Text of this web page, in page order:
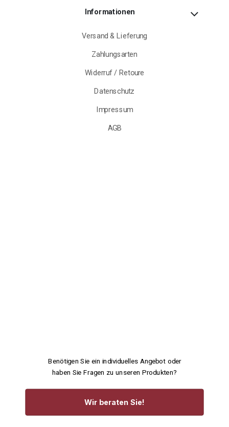
Informationen
Versand & Lieferung
Zahlungsarten
Widerruf / Retoure
Datenschutz
Impressum
AGB
Benötigen Sie ein individuelles Angebot oder
haben Sie Fragen zu unseren Produkten?
Wir beraten Sie!